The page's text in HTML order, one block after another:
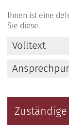
Ihnen ist eine
Sie diese.
Volltext